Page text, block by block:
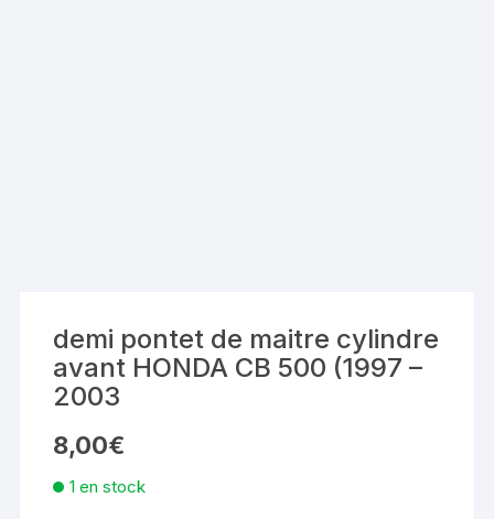
demi pontet de maitre cylindre
avant HONDA CB 500 (1997 –
2003
8,00€
1 en stock